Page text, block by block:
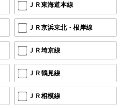
ＪＲ東海道本線
ＪＲ京浜東北・根岸線
ＪＲ埼京線
ＪＲ鶴見線
ＪＲ相模線